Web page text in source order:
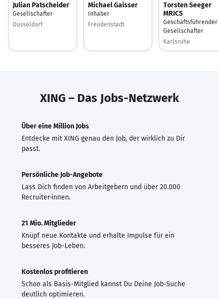
Julian Patscheider
Gesellschafter
Düsseldorf
Michael Gaisser
Inhaber
Freudenstadt
Torsten Seeger
MRICS
Geschäftsführender
Gesellschafter
Karlsruhe
XING – Das Jobs-Netzwerk
Über eine Million Jobs
Entdecke mit XING genau den Job, der wirklich zu Dir
passt.
Persönliche Job-Angebote
Lass Dich finden von Arbeitgebern und über 20.000
Recruiter·innen.
21 Mio. Mitglieder
Knüpf neue Kontakte und erhalte Impulse für ein
besseres Job-Leben.
Kostenlos profitieren
Schon als Basis-Mitglied kannst Du Deine Job-Suche
deutlich optimieren.